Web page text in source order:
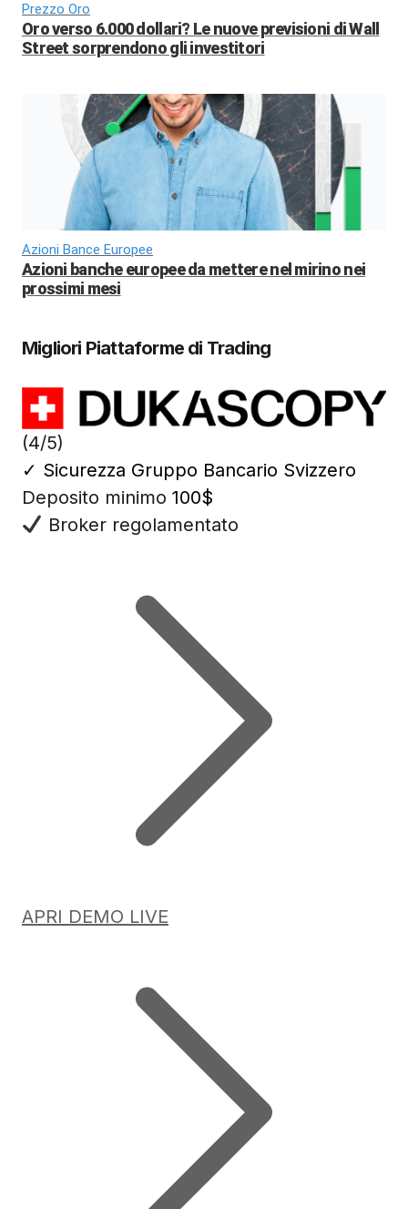
Prezzo Oro
Oro verso 6.000 dollari? Le nuove previsioni di Wall
Street sorprendono gli investitori
Azioni Bance Europee
Azioni banche europee da mettere nel mirino nei
prossimi mesi
Migliori Piattaforme di Trading
(4/5)
✓ Sicurezza Gruppo Bancario Svizzero
Deposito minimo 100$
Broker regolamentato
APRI DEMO LIVE